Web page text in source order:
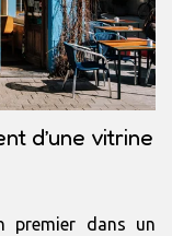
d’une vitrine
premier dans un